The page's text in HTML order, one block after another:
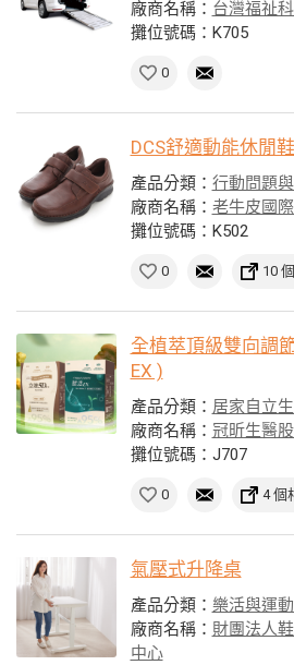
廠商名稱： 台灣福祉
攤位號碼：K705
0
DCS舒適動能休閒鞋
產品分類： 行動問題
廠商名稱： 老牛皮國
攤位號碼：K502
0 10
全植萃頂級雙向調
EX )
產品分類： 居家自立
廠商名稱： 冠昕生醫
攤位號碼：J707
0 4 個
氣壓式升降桌
產品分類： 樂活與運
廠商名稱： 財團法人
中心